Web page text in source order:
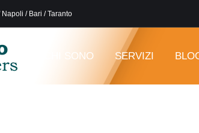
/ Bari / Taranto
CHI SONO SERVIZI